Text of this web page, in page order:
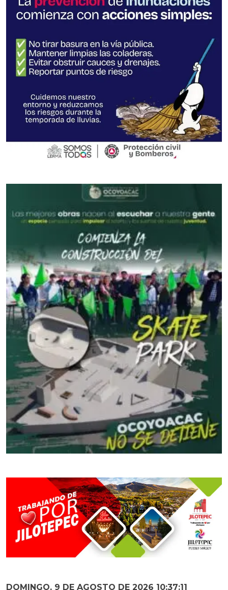
DOMINGO, 9 DE AGOSTO DE 2026 10:37:12